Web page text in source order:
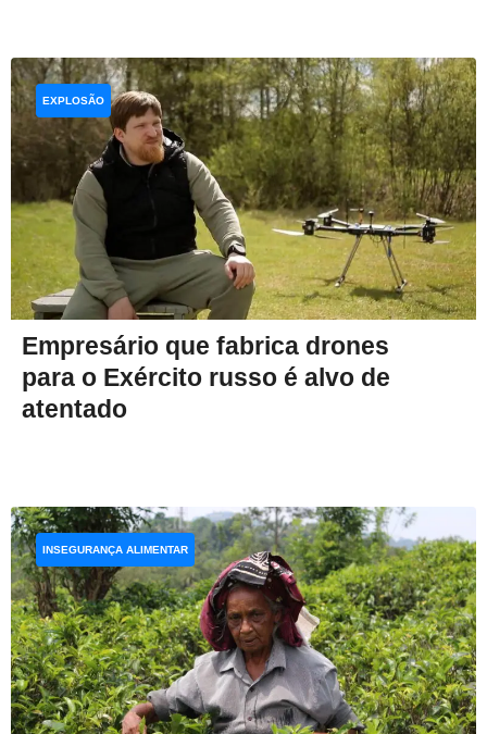
Empresário que fabrica drones
para o Exército russo é alvo de
atentado
EXPLOSÃO
INSEGURANÇA ALIMENTAR